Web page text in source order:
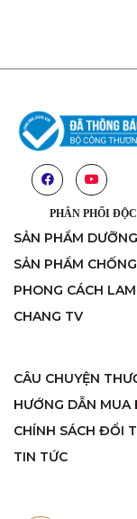
PHÂN PHỐI
SẢN PHẨM
SẢN PHẨM
PHONG CÁCH
CHANG TV
CÂU CHUYỆN
HƯỚNG DẪN MUA
CHÍNH SÁCH ĐỔI
TIN TỨC